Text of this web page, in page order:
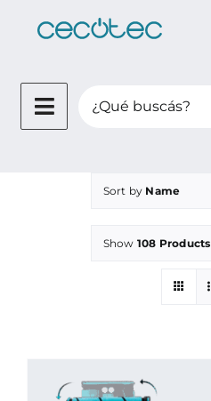
for:
Sort by Name
Show 108 Products